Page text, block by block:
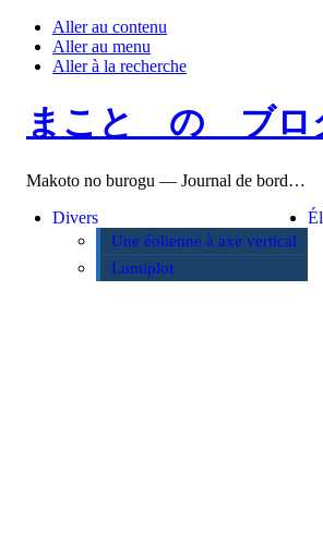
Aller au contenu
Aller au menu
Aller à la recherche
まこと の ブロ
Makoto no burogu — Journal de bord…
Divers
Une éolienne à axe vertical
Lumiplot